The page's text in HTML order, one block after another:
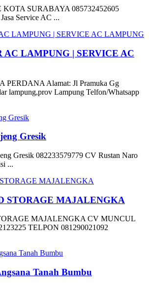
KOTA SURABAYA 085732452605
Service AC ...
LAMPUNG | SERVICE AC
PERDANA Alamat: Jl Pramuka Gg
lampung,prov Lampung Telfon/Whatsapp
Gresik
Gresik 082233579779 CV Rustan Naro
...
STORAGE MAJALENGKA
MAJALENGKA CV MUNCUL
TELPON 081290021092
Tanah Bumbu